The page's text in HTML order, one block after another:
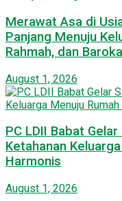
Merawat Asa di
Panjang Menuju
Rahmah, dan
August 1, 2026
PC LDII Babat
Ketahanan
Harmonis
August 1, 2026